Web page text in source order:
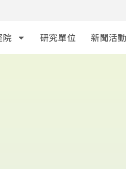
院 研究單位 新聞活動